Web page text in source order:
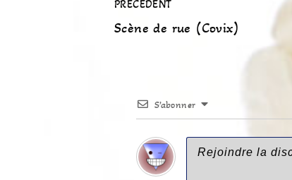
PRÉCÉDENT
Scène de rue (Covix)
S’abonner